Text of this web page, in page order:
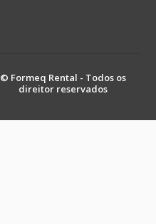
© Formeq Rental - Todos os
direitor reservados